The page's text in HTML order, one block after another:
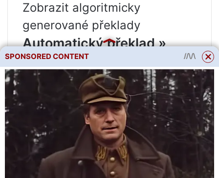
Zobrazit algoritmicky
generované překlady
Automatický překlad »
brčál” v Rusku
Glosbe Translate
Překladač Google
Překlady s alternativním
pravopisem
Jméno ženského rodu, istota
gramatika
SPONSORED CONTENT